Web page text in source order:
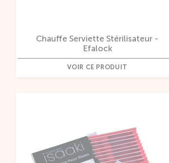
Chauffe Serviette Stérilisateur -
Efalock
VOIR CE PRODUIT